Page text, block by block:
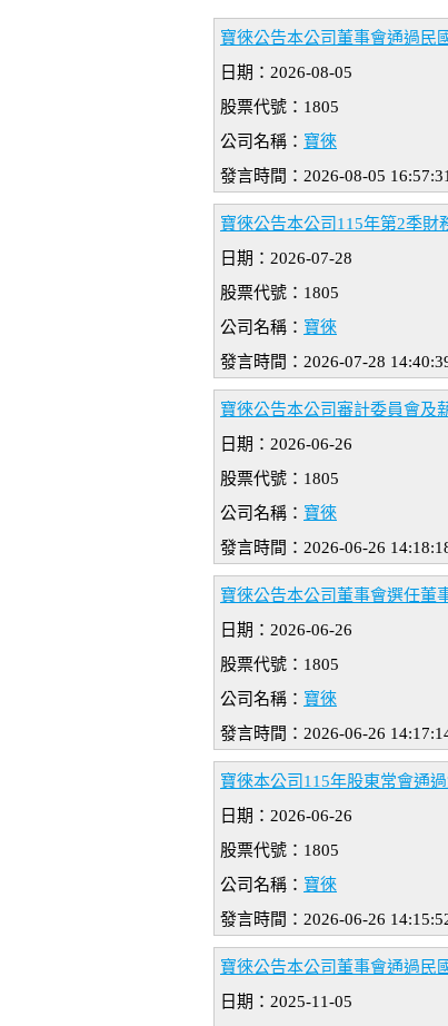
寶徠公告本公司董事會通過民
日期：2026-08-05
股票代號：1805
公司名稱： 寶徠
發言時間：2026-08-05 16:57:31
寶徠公告本公司115年第2季財
日期：2026-07-28
股票代號：1805
公司名稱： 寶徠
發言時間：2026-07-28
寶徠公告本公司審計委員會及
日期：2026-06-26
股票代號：1805
公司名稱： 寶徠
發言時間：2026-06-26
寶徠公告本公司董事會選任董
日期：2026-06-26
股票代號：1805
公司名稱： 寶徠
發言時間：2026-06-26
寶徠本公司115年股東常會通
日期：2026-06-26
股票代號：1805
公司名稱： 寶徠
發言時間：2026-06-26
寶徠公告本公司董事會通過民
日期：2025-11-05